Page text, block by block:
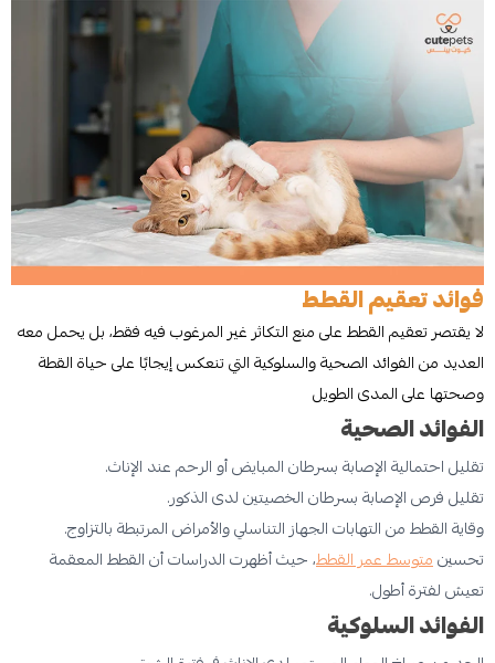
فوائد تعقيم القطط
لا يقتصر تعقيم القطط على منع التكاثر غير المرغوب فيه فقط، بل يحمل معه
العديد من الفوائد الصحية والسلوكية التي تنعكس إيجابًا على حياة القطة
وصحتها على المدى الطويل
الفوائد الصحية
تقليل احتمالية الإصابة بسرطان المبايض أو الرحم عند الإناث.
تقليل فرص الإصابة بسرطان الخصيتين لدى الذكور.
وقاية القطط من التهابات الجهاز التناسلي والأمراض المرتبطة بالتزاوج.
تحسينمتوسط عمر القطط، حيث أظهرت الدراسات أن القطط المعقمة
تعيش لفترة أطول.
الفوائد السلوكية